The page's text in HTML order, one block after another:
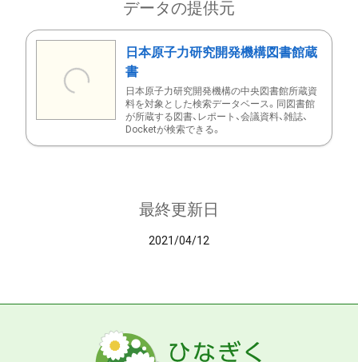
データの提供元
日本原子力研究開発機構図書館蔵
書
日本原子力研究開発機構の中央図書館所蔵資
料を対象とした検索データベース。同図書館
が所蔵する図書、レポート、会議資料、雑誌、
Docketが検索できる。
最終更新日
2021/04/12